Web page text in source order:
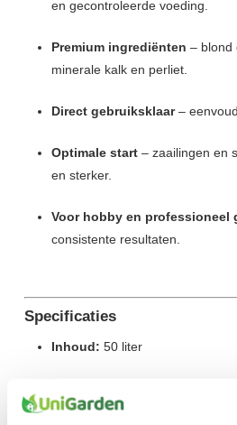
en gecontroleerde voeding.
Premium ingrediënten – blond
minerale kalk en perliet.
Direct gebruiksklaar–
Optimale start– zaailingen en
en sterker.
Voor hobby en professioneel
consistente resultaten.
Specificaties
Inhoud: 50 liter
bemesting